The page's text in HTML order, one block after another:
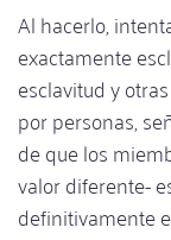
Al hacerlo,
exactamente
esclavitud y
por personas,
de que los
valor diferente-
definitivamente